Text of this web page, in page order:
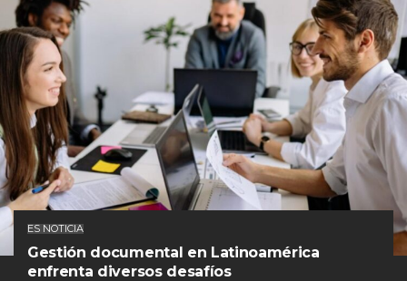
ES NOTICIA
Gestión documental en Latinoamérica
enfrenta diversos desafíos